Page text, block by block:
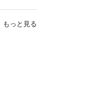
もっと見る